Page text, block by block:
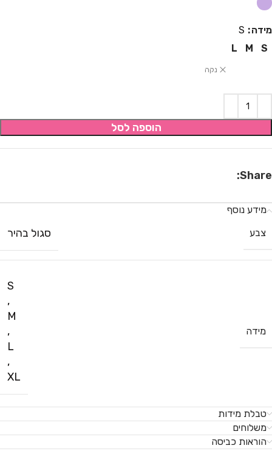
מידה
S
S
M
L
נקה
הוספה לסל
Share:
מידע נוסף
צבע
סגול בהיר
מידה
S
,
M
,
L
,
XL
טבלת מידות
משלוחים
הוראות כביסה